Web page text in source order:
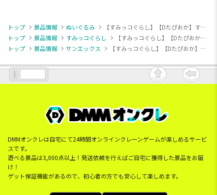
トップ 景品情報 ぬいぐるみ
【すみっコぐらし】【Dたぴおか】すみっコぐらし レモン＆ライムハットころっとぬいぐるみ
トップ
景品情報 すみっコぐらし
【すみっコぐらし】【Dたぴおか】すみっコぐらし レモン＆ライムハットころっとぬいぐるみ
トップ
景品情報 サンエックス 【すみっコぐらし】【Dたぴおか】すみっコぐらし レモン＆ライムハットころっとぬいぐるみ
DMMオンクレは自宅にて24時間オンラインクレーンゲームが楽しめるサービ
スです。
遊べる景品は3,000点以上！発送依頼を行えばご自宅に獲得した景品をお届
け！
ゲット保証機能があるので、初心者の方でも安心して楽しめます。